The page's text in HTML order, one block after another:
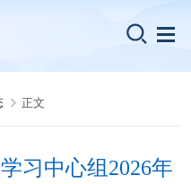
正文
习中心组2026年